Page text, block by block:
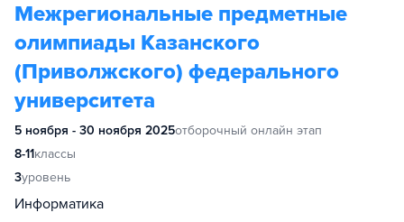
Межрегиональные предметные
олимпиады Казанского
(Приволжского) федерального
университета
5 ноября - 30 ноября 2025отборочный онлайн этап
8-11классы
3уровень
Информатика